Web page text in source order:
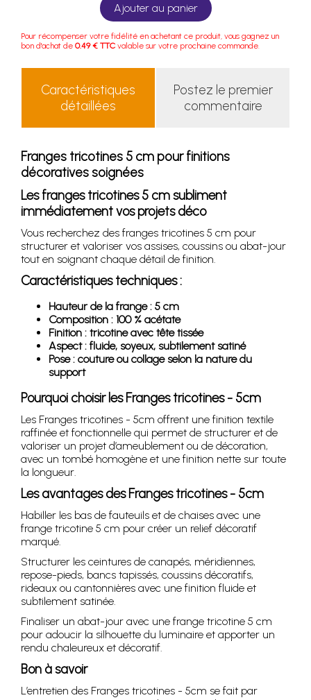
Ajouter au panier
Pour récompenser votre fidélité en achetant ce produit, vous gagnez un
bon d'achat de 0.49 € TTC valable sur votre prochaine commande.
Caractéristiques
détaillées
Postez le premier
commentaire
Franges tricotines 5 cm pour finitions
décoratives soignées
Les franges tricotines 5 cm subliment
immédiatement vos projets déco
Vous recherchez des franges tricotines 5 cm pour
structurer et valoriser vos assises, coussins ou abat-jour
tout en soignant chaque détail de finition.
Caractéristiques techniques :
Hauteur de la frange : 5 cm
Composition : 100 % acétate
Finition : tricotine avec tête tissée
Aspect : fluide, soyeux, subtilement satiné
Pose : couture ou collage selon la nature du
support
Pourquoi choisir les Franges tricotines - 5cm
Les Franges tricotines - 5cm offrent une finition textile
raffinée et fonctionnelle qui permet de structurer et de
valoriser un projet d’ameublement ou de décoration,
avec un tombé homogène et une finition nette sur toute
la longueur.
Les avantages des Franges tricotines - 5cm
Habiller les bas de fauteuils et de chaises avec une
frange tricotine 5 cm pour créer un relief décoratif
marqué.
Structurer les ceintures de canapés, méridiennes,
repose-pieds, bancs tapissés, coussins décoratifs,
rideaux ou cantonnières avec une finition fluide et
subtilement satinée.
Finaliser un abat-jour avec une frange tricotine 5 cm
pour adoucir la silhouette du luminaire et apporter un
rendu chaleureux et décoratif.
Bon à savoir
L’entretien des Franges tricotines - 5cm se fait par